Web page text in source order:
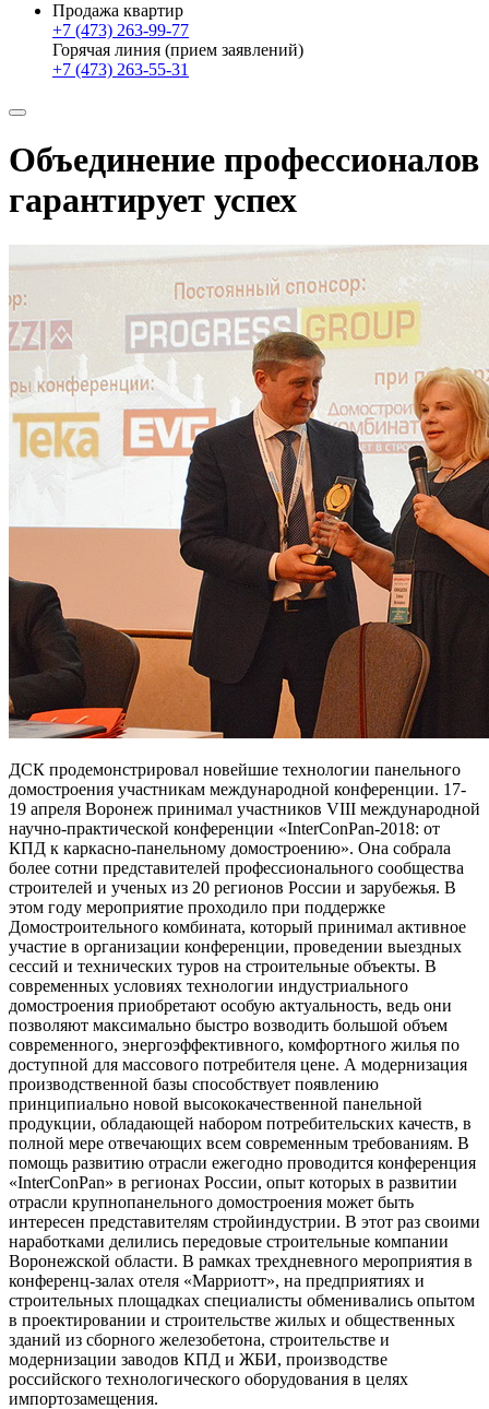
Продажа квартир
+7 (473) 263-99-77
Горячая линия (прием заявлений)
+7 (473) 263-55-31
Объединение профессионалов
гарантирует успех
ДСК продемонстрировал новейшие технологии панельного
домостроения участникам международной конференции. 17-
19 апреля Воронеж принимал участников VIII международной
научно-практической конференции «InterConPan-2018: от
КПД к каркасно-панельному домостроению». Она собрала
более сотни представителей профессионального сообщества
строителей и ученых из 20 регионов России и зарубежья. В
этом году мероприятие проходило при поддержке
Домостроительного комбината, который принимал активное
участие в организации конференции, проведении выездных
сессий и технических туров на строительные объекты. В
современных условиях технологии индустриального
домостроения приобретают особую актуальность, ведь они
позволяют максимально быстро возводить большой объем
современного, энергоэффективного, комфортного жилья по
доступной для массового потребителя цене. А модернизация
производственной базы способствует появлению
принципиально новой высококачественной панельной
продукции, обладающей набором потребительских качеств, в
полной мере отвечающих всем современным требованиям. В
помощь развитию отрасли ежегодно проводится конференция
«InterConPan» в регионах России, опыт которых в развитии
отрасли крупнопанельного домостроения может быть
интересен представителям стройиндустрии. В этот раз своими
наработками делились передовые строительные компании
Воронежской области. В рамках трехдневного мероприятия в
конференц-залах отеля «Марриотт», на предприятиях и
строительных площадках специалисты обменивались опытом
в проектировании и строительстве жилых и общественных
зданий из сборного железобетона, строительстве и
модернизации заводов КПД и ЖБИ, производстве
российского технологического оборудования в целях
импортозамещения.